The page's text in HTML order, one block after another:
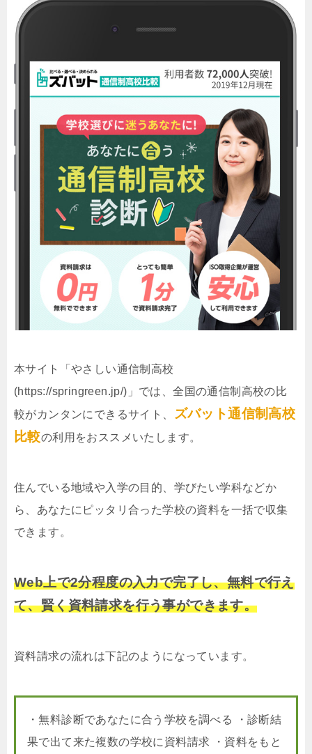
本サイト「やさしい通信制高校
(https://springreen.jp/)」では、全国の通信制高校の比
較がカンタンにできるサイト、
ズバット通信制高校
比較の利用をおススメいたします。
住んでいる地域や入学の目的、学びたい学科などか
ら、あなたにピッタリ合った学校の資料を一括で収集
できます。
Web上で2分程度の入力で完了し、無料で行え
て、賢く資料請求を行う事ができます。
資料請求の流れは下記のようになっています。
・無料診断であなたに合う学校を調べる ・診断結
果で出て来た複数の学校に資料請求 ・資料をもと